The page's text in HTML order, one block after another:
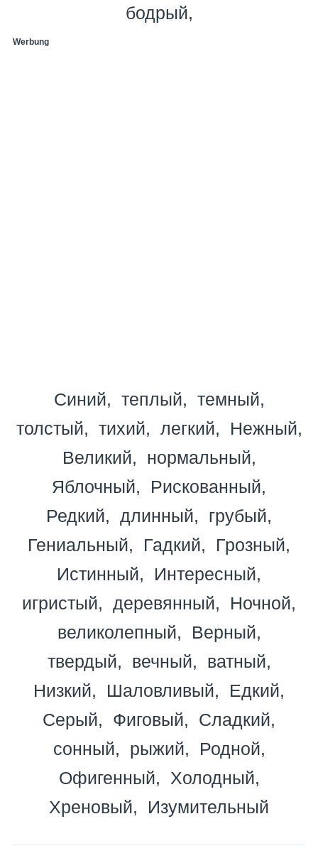
бодрый
Werbung
Синий теплый
темный
толстый
тихий легкий
Нежный
Великий
нормальный
Яблочный
Рискованный
Редкий
длинный
грубый
Гениальный
Гадкий
Грозный
Истинный
Интересный
игристый
деревянный
Ночной
великолепный
Верный
твердый
вечный
ватный
Низкий
Шаловливый
Едкий
Серый
Фиговый
Сладкий
сонный
рыжий
Родной
Офигенный
Холодный
Хреновый
Изумительный